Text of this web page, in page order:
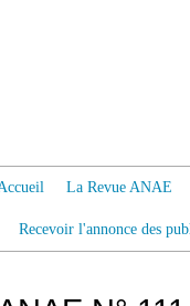
La Revue ANAE
Recevoir l'annonce des